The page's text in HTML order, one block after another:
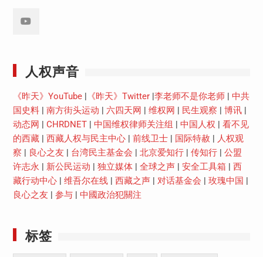
人权声音
《昨天》YouTube| 《昨天》Twitter| 李老师不是你老师| 中共
国史料| 南方街头运动 六四天网 维权网 民生观察 博讯|
动态网
CHRDNET| 中国维权律师关注组 中国人权
看不见
的西藏| 西藏人权与民主中心| 前线卫士| 国际特赦
人权观
察
良心之友 台湾民主基金会 北京爱知行| 传知行| 公盟
许志永
新公民运动 独立媒体| 全球之声| 安全工具箱
西
藏行动中心| 维吾尔在线| 西藏之声| 对话基金会 玫瑰中国
良心之友
参与| 中國政治犯關注
标签